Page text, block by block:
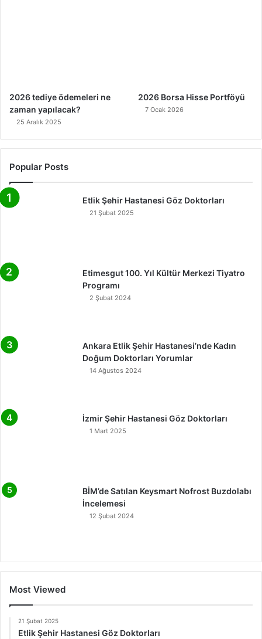
2026 tediye ödemeleri ne
zaman yapılacak?
25 Aralık 2025
2026 Borsa Hisse Portföyü
7 Ocak 2026
Popular Posts
Etlik Şehir Hastanesi Göz Doktorları
21 Şubat 2025
Etimesgut 100. Yıl Kültür Merkezi Tiyatro
Programı
2 Şubat 2024
Ankara Etlik Şehir Hastanesi’nde Kadın
Doğum Doktorları Yorumlar
14 Ağustos 2024
İzmir Şehir Hastanesi Göz Doktorları
1 Mart 2025
BİM’de Satılan Keysmart Nofrost Buzdolabı
İncelemesi
12 Şubat 2024
Most Viewed
21 Şubat 2025
Etlik Şehir Hastanesi Göz Doktorları